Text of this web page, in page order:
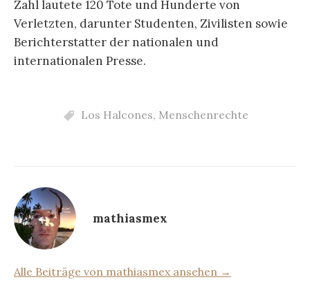
Zahl lautete 120 Tote und Hunderte von
Verletzten, darunter Studenten, Zivilisten sowie
Berichterstatter der nationalen und
internationalen Presse.
Los Halcones, Menschenrechte
mathiasmex
Alle Beiträge von mathiasmex ansehen →